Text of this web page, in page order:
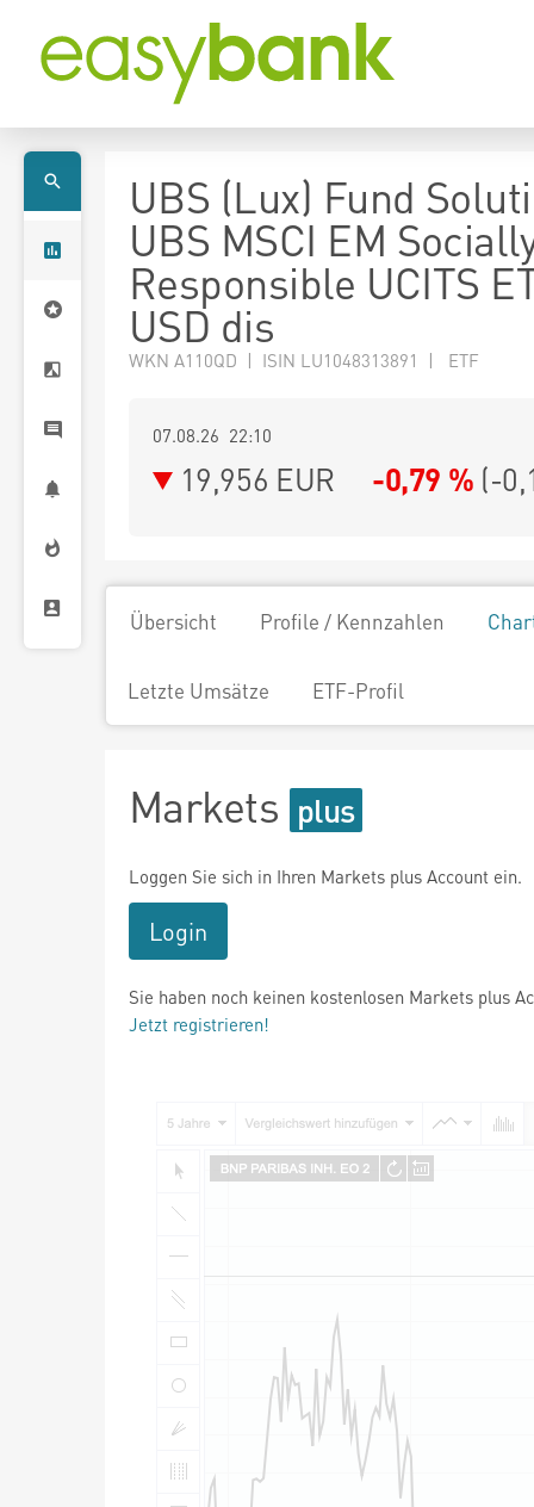
UBS (Lux) Fund
UBS MSCI EM
Responsible UCITS
USD dis
WKN A110QD | ISIN LU1048313891 | ETF
07.08.26 22:10
19,956 EUR -0,79 % (-
Übersicht Profile / Kennzahlen
Letzte Umsätze ETF-Profil
Markets
Loggen Sie sich in Ihren Markets plus Account ein.
Login
Sie haben noch keinen kostenlosen Markets plus
Jetzt registrieren!